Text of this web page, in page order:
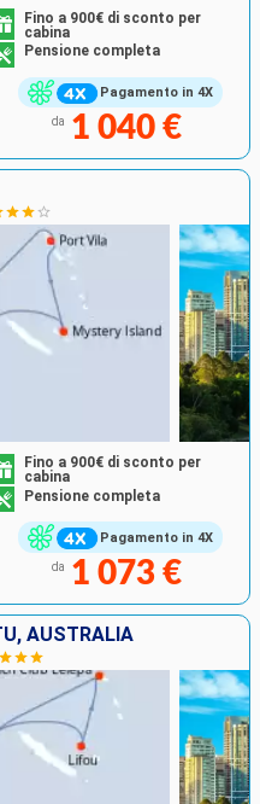
Pagamento in 4X
Fino a 900€ di sconto per
cabina
Pensione completa
da 1 040 €
Pagamento in 4X
Fino a 900€ di sconto per
cabina
Pensione completa
da 1 073 €
AUSTRALIA